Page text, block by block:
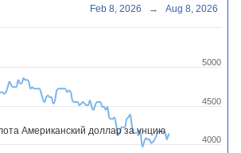
Американский доллар за унцию
4000
4500
5000
Feb 8, 2026 → Aug 8, 2026